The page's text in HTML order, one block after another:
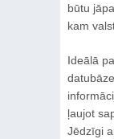
būtu
kam
Ideālā
ļaujot
Jēdzīgi